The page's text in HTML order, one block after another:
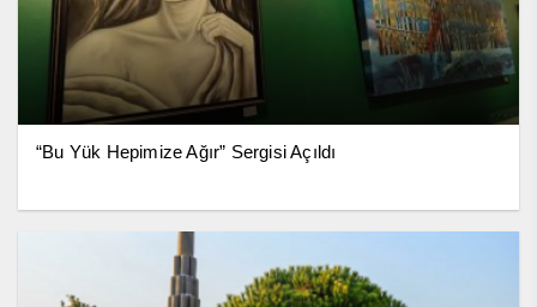
“Bu Yük Hepimize Ağır” Sergisi Açıldı